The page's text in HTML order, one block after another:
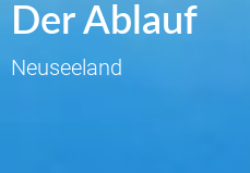
Der Ablauf
Neuseeland